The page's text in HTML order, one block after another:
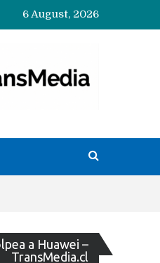
6 August, 2026
a Huawei –
TransMedia.cl
de